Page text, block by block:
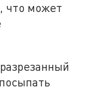
что может